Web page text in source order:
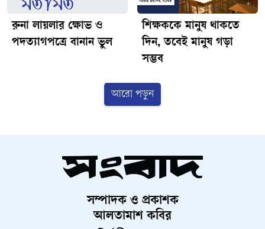
রুনা লায়লার ক্ষোভ ও
পদত্যাগপত্রে বানান ভুল
শিক্ষককে মানুষ থাকতে
দিন, তবেই মানুষ গড়া
সম্ভব
আরো পড়ুন
সম্পাদক ও প্রকাশক
আলতামাশ কবির